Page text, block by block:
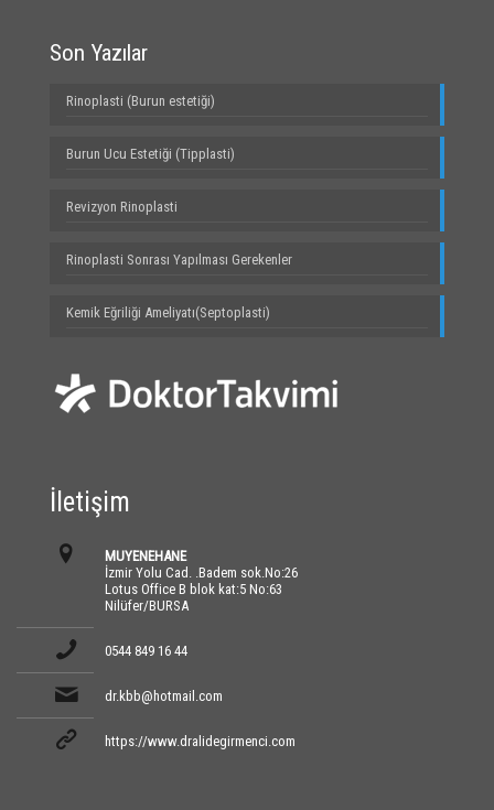
Son Yazılar
Rinoplasti (Burun estetiği)
Burun Ucu Estetiği (Tipplasti)
Revizyon Rinoplasti
Rinoplasti Sonrası Yapılması Gerekenler
Kemik Eğriliği Ameliyatı(Septoplasti)
İletişim
MUYENEHANE
İzmir Yolu Cad. .Badem sok.No:26
Lotus Office B blok kat:5 No:63
Nilüfer/BURSA
0544 849 16 44
dr.kbb@hotmail.com
https://www.dralidegirmenci.com